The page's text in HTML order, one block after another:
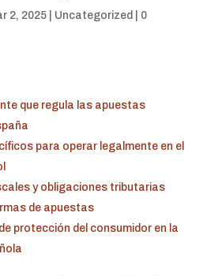
2, 2025| Uncategorized
0
que regula las apuestas
para operar legalmente en el
y obligaciones tributarias
de apuestas
protección del consumidor en la